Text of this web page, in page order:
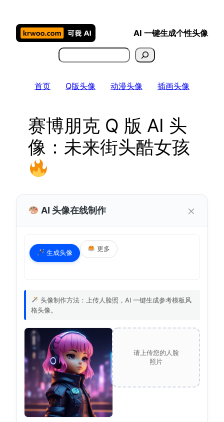
AI 一键生成个性头像
搜
索
首页 Q版头像 动漫头像 插画头像
赛博朋克 Q 版 AI 头
像：未来街头酷女孩
AI 头像在线制作 ×
生成头像
更多
头像制作方法：上传人脸照，AI 一键生成参考模板风
格头像。
请上传您的人脸
照片